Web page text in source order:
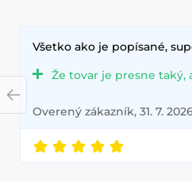
Všetko ako je popísané,
Že tovar je presne taký,
Overený zákazník, 31. 7.